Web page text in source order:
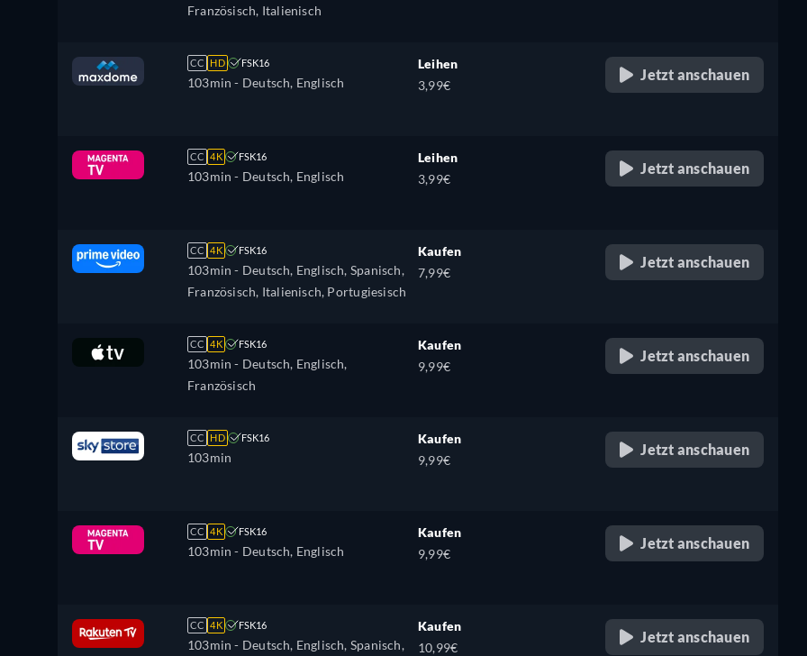
Französisch, Italienisch
CC HD FSK16
103min - Deutsch, Englisch
Leihen
3,99€
Jetzt anschauen
CC 4K FSK16
103min - Deutsch, Englisch
Leihen
3,99€
Jetzt anschauen
CC 4K FSK16
103min - Deutsch, Englisch, Spanisch,
Französisch, Italienisch, Portugiesisch
Kaufen
7,99€
Jetzt anschauen
CC 4K FSK16
103min - Deutsch, Englisch,
Französisch
Kaufen
9,99€
Jetzt anschauen
CC HD FSK16
103min
Kaufen
9,99€
Jetzt anschauen
CC 4K FSK16
103min - Deutsch, Englisch
Kaufen
9,99€
Jetzt anschauen
CC 4K FSK16
103min - Deutsch, Englisch, Spanisch,
Kaufen
10,99€
Jetzt anschauen